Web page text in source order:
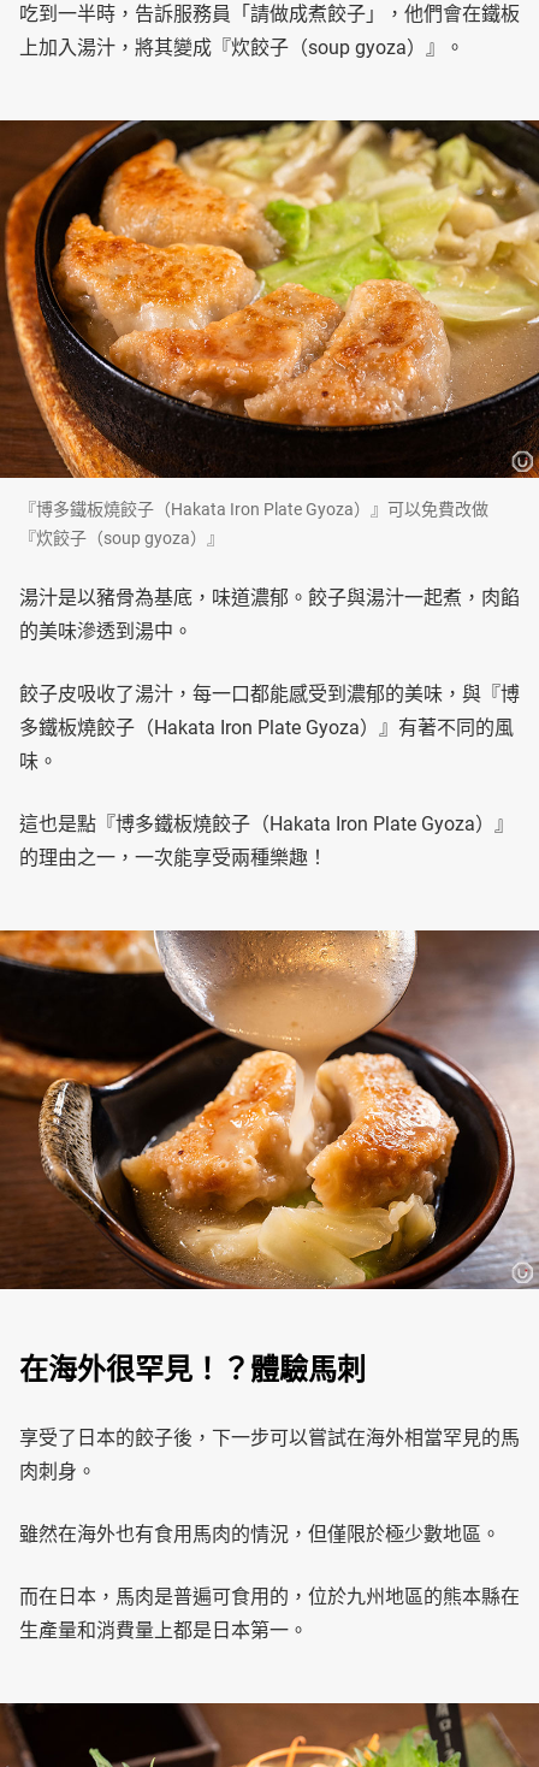
吃到一半時，告訴服務員「請做成煮餃子」，他們會在鐵板
上加入湯汁，將其變成『炊餃子（soup gyoza）』。
『博多鐵板燒餃子（Hakata Iron Plate Gyoza）』可以免費改做
『炊餃子（soup gyoza）』
湯汁是以豬骨為基底，味道濃郁。餃子與湯汁一起煮，肉餡
的美味滲透到湯中。
餃子皮吸收了湯汁，每一口都能感受到濃郁的美味，與『博
多鐵板燒餃子（Hakata Iron Plate Gyoza）』有著不同的風
味。
這也是點『博多鐵板燒餃子（Hakata Iron Plate Gyoza）』
的理由之一，一次能享受兩種樂趣！
在海外很罕見！？體驗馬刺
享受了日本的餃子後，下一步可以嘗試在海外相當罕見的馬
肉刺身。
雖然在海外也有食用馬肉的情況，但僅限於極少數地區。
而在日本，馬肉是普遍可食用的，位於九州地區的熊本縣在
生產量和消費量上都是日本第一。